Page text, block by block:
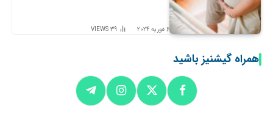
6 فوریه 2024 39
VIEWS
همراه گیشنیز باشید